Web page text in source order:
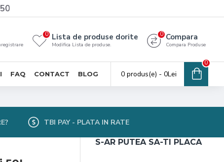
Lista de produse dorite
Modifica Lista de produse.
0 Compara
Compara Produse
0
FAQ CONTACT BLOG 0 produs(e) - 0Lei
0
TBI PAY - PLATA IN RATE
S-AR PUTEA SA-TI PLACA